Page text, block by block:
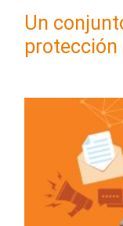
Un
protección